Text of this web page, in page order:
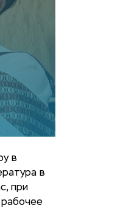
в
в
при